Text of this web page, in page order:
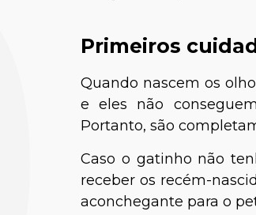
Primeiros
Quando nascem os
e eles não
Portanto, são
Caso o gatinho não
receber os recém-
aconchegante para o